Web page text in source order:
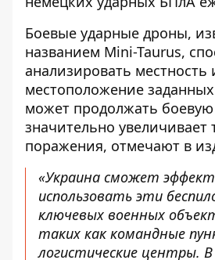
Боевые ударные дроны,
названием Mini-Taurus,
анализировать местность
местоположение
может продолжать боевую
значительно увеличивает
поражения, отмечают в
«Украина сможет
использовать эти
ключевых военных
таких как командные
логистические центры.